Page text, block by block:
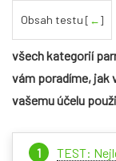
Obsah testu [ ←]
všech kategorií
vám poradíme, jak
vašemu účelu
TEST: